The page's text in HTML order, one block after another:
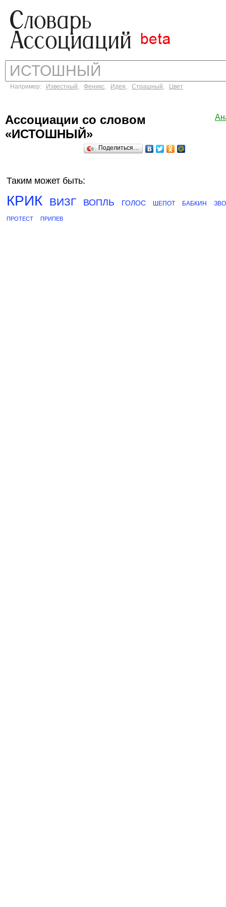
Например: Известный, Феникс, Идея, Страшный, Цвет
Ассоциации со словом
«ИСТОШНЫЙ»
Поделиться…
Таким может быть:
КРИК ВИЗГ ВОПЛЬ ГОЛОС ШЕПОТ БАБКИН
ПРОТЕСТ ПРИПЕВ